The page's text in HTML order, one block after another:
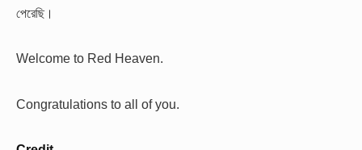
পেরেছি।
Welcome to Red Heaven.
Congratulations to all of you.